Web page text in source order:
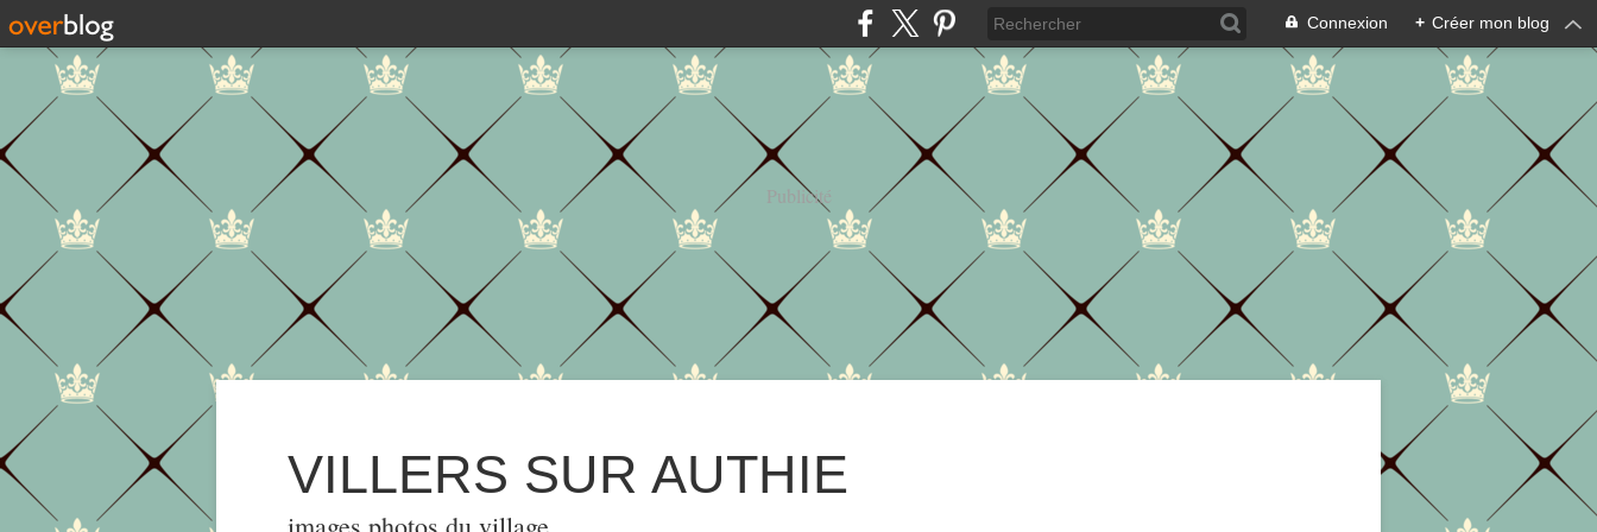
Connexion + Créer mon blog
Publicité
VILLERS SUR AUTHIE